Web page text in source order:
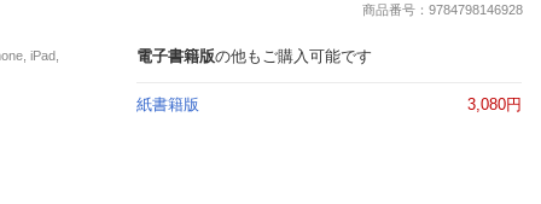
推し楽商品番号：9784798146928
iPad,
電子書籍版の他もご購入可能です
紙書籍版 3,080円